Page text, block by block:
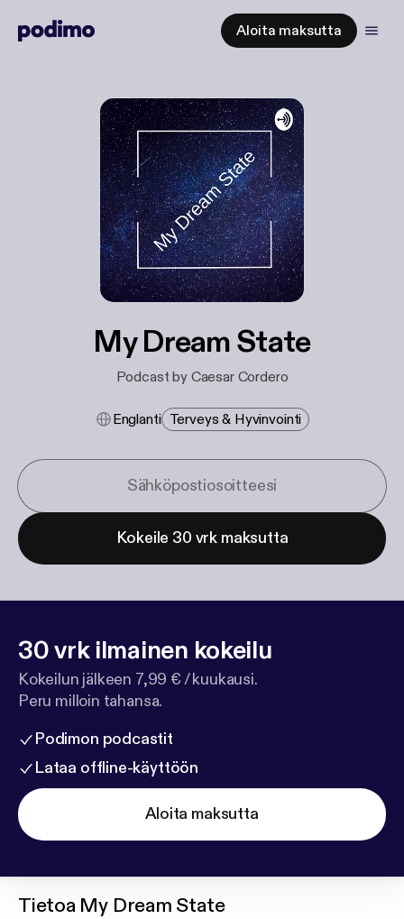
Aloita maksutta
My Dream State
Podcast by Caesar Cordero
Englanti Terveys & Hyvinvointi
Kokeile 30 vrk maksutta
30 vrk ilmainen kokeilu
Kokeilun jälkeen 7,99 € / kuukausi.
Peru milloin tahansa.
Podimon podcastit
Lataa offline-käyttöön
Aloita maksutta
Tietoa My Dream State